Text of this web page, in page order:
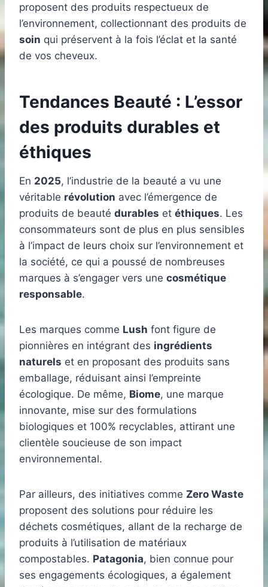
proposent des produits respectueux de
l’environnement, collectionnant des produits de
soin qui préservent à la fois l’éclat et la santé
de vos cheveux.
Tendances Beauté : L’essor
des produits durables et
éthiques
En 2025, l’industrie de la beauté a vu une
véritable révolution avec l’émergence de
produits de beauté durables et éthiques. Les
consommateurs sont de plus en plus sensibles
à l’impact de leurs choix sur l’environnement et
la société, ce qui a poussé de nombreuses
marques à s’engager vers une cosmétique
responsable.
Les marques comme Lush font figure de
pionnières en intégrant des ingrédients
naturels et en proposant des produits sans
emballage, réduisant ainsi l’empreinte
écologique. De même, Biome, une marque
innovante, mise sur des formulations
biologiques et 100% recyclables, attirant une
clientèle soucieuse de son impact
environnemental.
Par ailleurs, des initiatives comme Zero Waste
proposent des solutions pour réduire les
déchets cosmétiques, allant de la recharge de
produits à l’utilisation de matériaux
compostables. Patagonia, bien connue pour
ses engagements écologiques, a également